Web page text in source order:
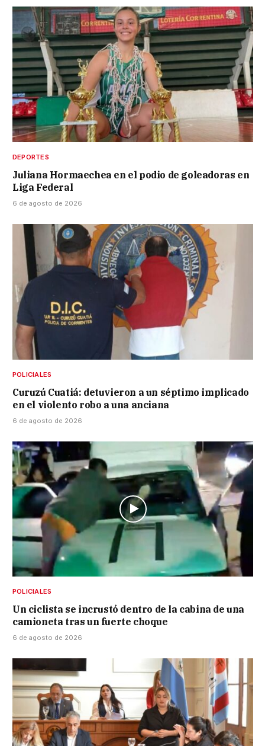
DEPORTES
Juliana Hormaechea en el podio de goleadoras en
Liga Federal
6 de agosto de 2026
POLICIALES
Curuzú Cuatiá: detuvieron a un séptimo implicado
en el violento robo a una anciana
6 de agosto de 2026
POLICIALES
Un ciclista se incrustó dentro de la cabina de una
camioneta tras un fuerte choque
6 de agosto de 2026